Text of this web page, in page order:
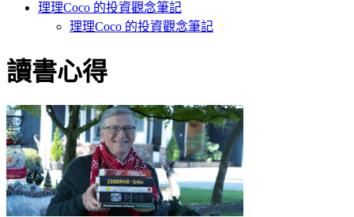
理理Coco 的投資觀念筆記
理理Coco 的投資觀念筆記
分類
:
讀書心得